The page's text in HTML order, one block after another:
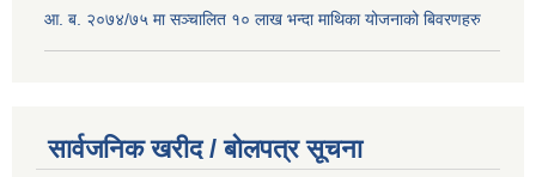
आ. ब. २०७४/७५ मा सञ्चालित १० लाख भन्दा माथिका योजनाको बिवरणहरु
सार्वजनिक खरीद / बोलपत्र सूचना